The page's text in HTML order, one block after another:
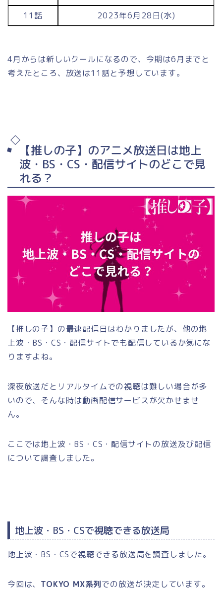
11話
2023年6月28日(水)
4月からは新しいクールになるので、今期は6月までと
考えたところ、放送は11話と予想しています。
【推しの子】のアニメ放送日は地上
波・BS・CS・配信サイトのどこで見
れる？
【推しの子】の最速配信日はわかりましたが、他の地
上波・BS・CS・配信サイトでも配信しているか気にな
りますよね。
深夜放送だとリアルタイムでの視聴は難しい場合が多
いので、そんな時は動画配信サービスが欠かせませ
ん。
ここでは地上波・BS・CS・配信サイトの放送及び配信
について調査しました。
地上波・BS・CSで視聴できる放送局
地上波・BS・CSで視聴できる放送局を調査しました。
今回は、 TOKYO MX系列での放送が決定しています。